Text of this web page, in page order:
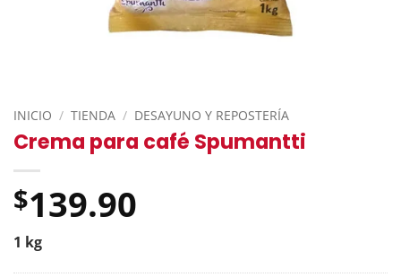
INICIO / TIENDA / DESAYUNO Y REPOSTERÍA
Crema para café Spumantti
$139.90
1 kg